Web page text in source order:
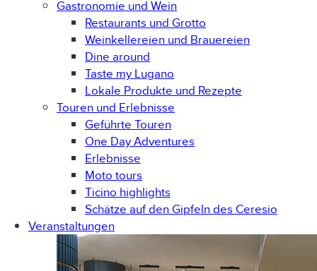
Gastronomie und Wein
Restaurants und Grotto
Weinkellereien und Brauereien
Dine around
Taste my Lugano
Lokale Produkte und Rezepte
Touren und Erlebnisse
Geführte Touren
One Day Adventures
Erlebnisse
Moto tours
Ticino highlights
Schätze auf den Gipfeln des Ceresio
Veranstaltungen